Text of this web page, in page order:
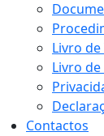
Livro de
Livro de
Contactos